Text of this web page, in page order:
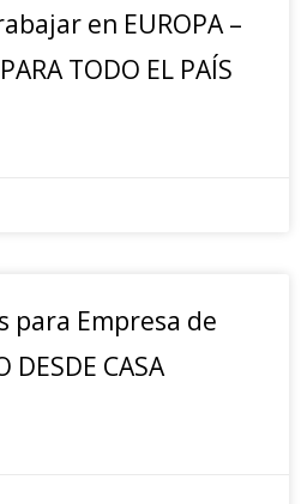
en EUROPA –
TODO EL PAÍS
para Empresa de
DESDE CASA